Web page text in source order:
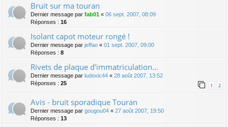
Bruit sur ma touran
Dernier message par fab01 « 06 sept. 2007, 08:09
Réponses : 16
Isolant capot moteur rongé !
Dernier message par jeffao « 01 sept. 2007, 09:00
Réponses : 8
Rivets de plaque d'immatriculation...
Dernier message par ludovic44 « 28 août 2007, 13:52
Réponses : 25 1 2
Avis - bruit sporadique Touran
Dernier message par gougou04 « 27 août 2007, 19:50
Réponses : 13